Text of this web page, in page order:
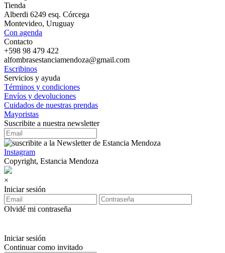
Tienda
Alberdi 6249 esq. Córcega
Montevideo, Uruguay
Con agenda
Contacto
+598 98 479 422
alfombrasestanciamendoza@gmail.com
Escribinos
Servicios y ayuda
Términos y condiciones
Envíos y devoluciones
Cuidados de nuestras prendas
Mayoristas
Suscribite a nuestra newsletter
Instagram
Copyright, Estancia Mendoza
×
Iniciar sesión
Olvidé mi contraseña
Iniciar sesión
Continuar como invitado